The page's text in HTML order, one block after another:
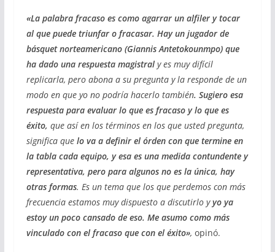
«La palabra fracaso es como agarrar un alfiler y tocar
al que puede triunfar o fracasar. Hay un jugador de
básquet norteamericano (Giannis Antetokounmpo) que
ha dado una respuesta magistral y es muy difícil
replicarla, pero abona a su pregunta y la responde de un
modo en que yo no podría hacerlo también. Sugiero esa
respuesta para evaluar lo que es fracaso y lo que es
éxito, que así en los términos en los que usted pregunta,
significa que lo va a definir el órden con que termine en
la tabla cada equipo, y esa es una medida contundente y
representativa, pero para algunos no es la única, hay
otras formas. Es un tema que los que perdemos con más
frecuencia estamos muy dispuesto a discutirlo yyo ya
estoy un poco cansado de eso. Me asumo como más
vinculado con el fracaso que con el éxito», opinó.